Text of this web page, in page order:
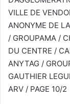
VILLE DE
ANONYME DE
/ GROUPAMA /
DU CENTRE /
ANYTAG /
GAUTHIER
ARV / PAGE 10/2